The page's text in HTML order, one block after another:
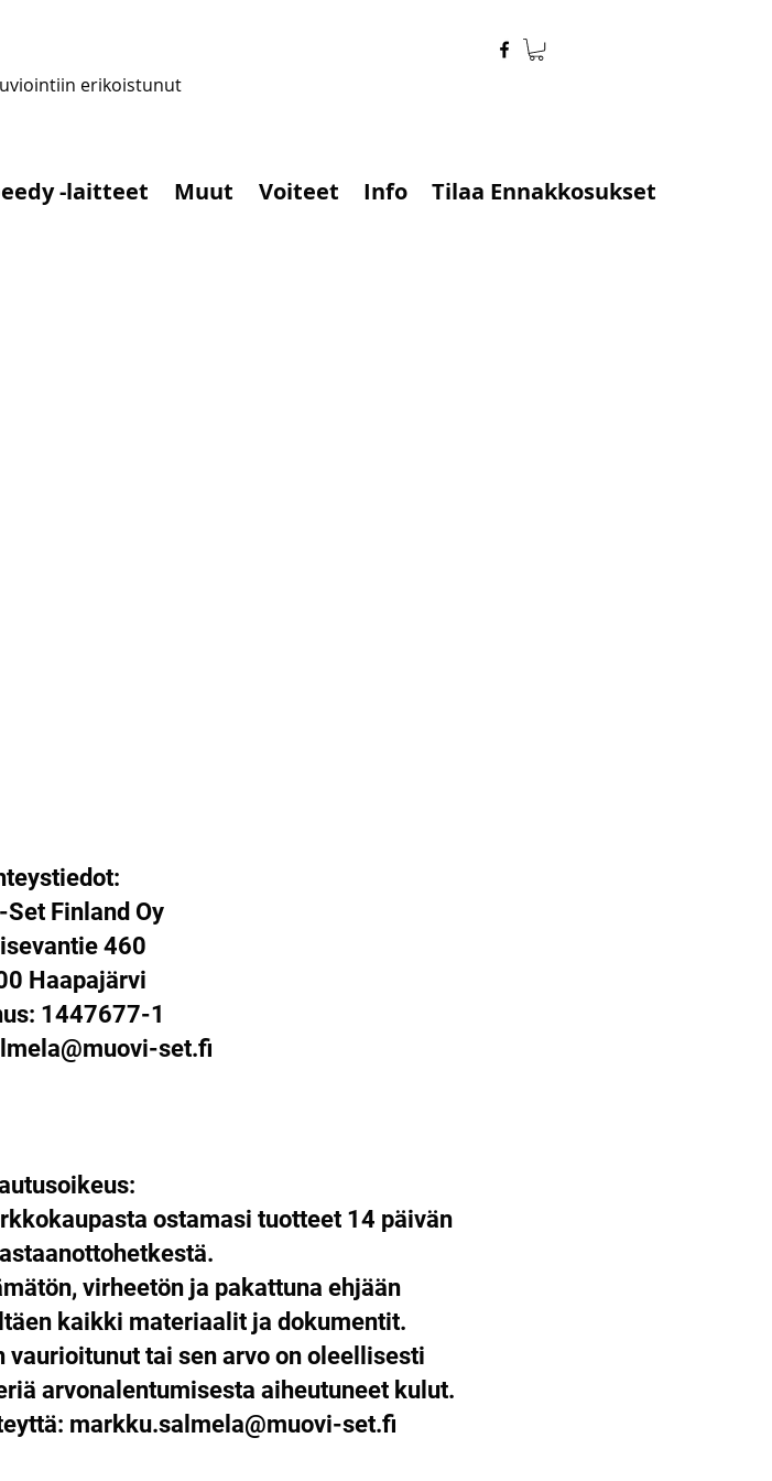
erikoistunut
-laitteet Muut Voiteet Info Tilaa Ennakkosukset
Finland Oy
460
Haapajärvi
1447677-1
set.fi
ostamasi tuotteet 14 päivän
virheetön ja pakattuna ehjään
kaikki materiaalit ja dokumentit.
tai sen arvo on oleellisesti
arvonalentumisesta aiheutuneet kulut.
markku.salmela@muovi-set.fi